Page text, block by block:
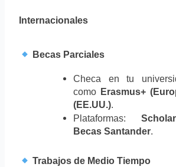
Internacionales
Becas Parciales
Checa en tu
como Erasmus+
(EE.UU.).
Plataformas:
Becas Santander.
Trabajos de Medio Tiempo